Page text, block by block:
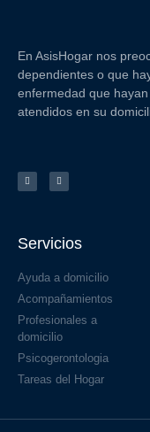
En AsisHogar nos
dependientes o que
enfermedad que
atendidos en su
Servicios
Ayuda a domicilio
Acompañamientos
Profesionales a
domicilio
Psicogerontologia
Tareas del Hogar